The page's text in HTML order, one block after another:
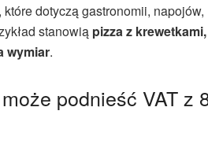
dotyczą gastronomii, napojów,
stanowią pizza z krewetkami,
wymiar.
podnieść VAT z